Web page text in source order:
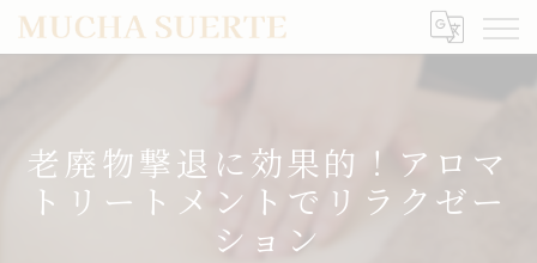
老廃物撃退に効果的！アロマ
トリートメントでリラクゼー
ション